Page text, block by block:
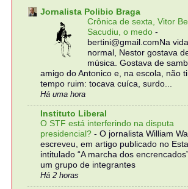
Jornalista Polibio Braga
Crônica de sexta, Vitor
Sacudiu, o medo -
bertini@gmail.comNa vida
normal, Nestor gostava
música. Gostava de
amigo do Antonico e, na escola, não
tempo ruim: tocava cuíca, surdo...
Há uma hora
Instituto Liberal
O STF está interferindo na disputa
presidencial? - O jornalista William
escreveu, em artigo publicado no
intitulado “A marcha dos
um grupo de integrantes
Há 2 horas